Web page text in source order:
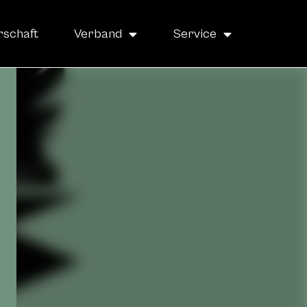
Verband Service